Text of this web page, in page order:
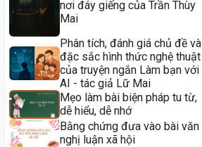
nơi đáy giếng của Trần Thùy
Mai
Phân tích, đánh giá chủ đề và
đặc sắc hình thức nghệ thuật
của truyện ngắn Làm bạn với
AI - tác giả Lữ Mai
Mẹo làm bài biện pháp tu từ,
dễ hiểu, dễ nhớ
Bằng chứng đưa vào bài văn
nghị luận xã hội